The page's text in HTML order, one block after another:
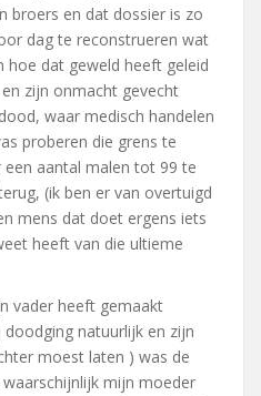
broers en dat dossier is zo
dag te reconstrueren wat
hoe dat geweld heeft geleid
zijn onmacht gevecht
waar medisch handelen
proberen die grens te
een aantal malen tot 99 te
(ik ben er van overtuigd
mens dat doet ergens iets
heeft van die ultieme
vader heeft gemaakt
doodging natuurlijk en zijn
moest laten ) was de
mijn moeder